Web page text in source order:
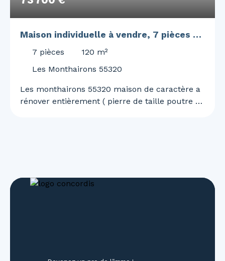
Maison individuelle à vendre, 7 pièces -
Les Monthairons 55320
7 pièces 120 m²
Les Monthairons 55320
Les monthairons 55320 maison de caractère a
rénover entièrement ( pierre de taille poutre en